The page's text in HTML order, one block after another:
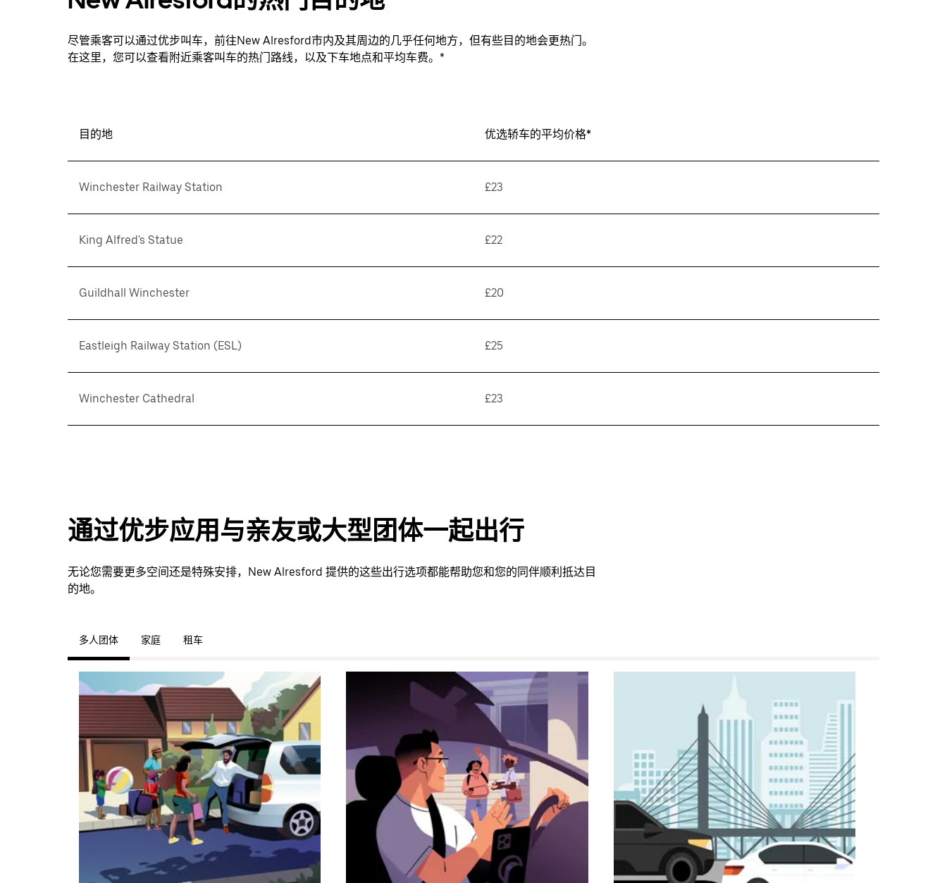
尽管乘客可以通过优步叫车，前往New Alresford市内及其周边的几乎任何地方，但有些目的地会更热门。
在这里，您可以查看附近乘客叫车的热门路线，以及下车地点和平均车费。*
目的地 优选轿车的平均价格*
Winchester Railway Station £23
King Alfred's Statue £22
Guildhall Winchester £20
Eastleigh Railway Station (ESL) £25
Winchester Cathedral £23
通过优步应用与亲友或大型团体一起出行
无论您需要更多空间还是特殊安排，New Alresford 提供的这些出行选项都能帮助您和您的同伴顺利抵达目
的地。
多人团体 家庭 租车